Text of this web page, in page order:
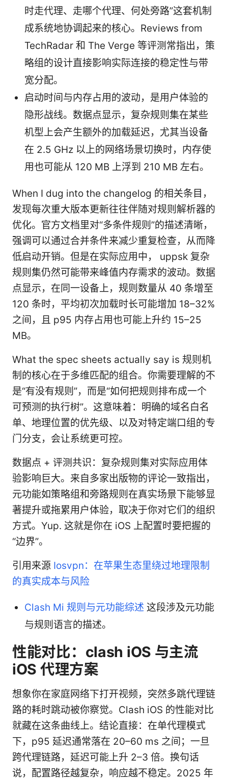
时走代理、走哪个代理、何处旁路”这套机制
成系统地协调起来的核心。Reviews from
TechRadar 和 The Verge 等评测常指出，策
略组的设计直接影响实际连接的稳定性与带
宽分配。
启动时间与内存占用的波动，是用户体验的
隐形战线。数据点显示，复杂规则集在某些
机型上会产生额外的加载延迟，尤其当设备
在 2.5 GHz 以上的网络场景切换时，内存使
用也可能从 120 MB 上浮到 210 MB 左右。
When I dug into the changelog 的相关条目，
发现每次重大版本更新往往伴随对规则解析器的
优化。官方文档里对“多条件规则”的描述清晰，
强调可以通过合并条件来减少重复检查，从而降
低启动开销。但是在实际应用中， uppsk 复杂
规则集仍然可能带来峰值内存需求的波动。数据
点显示，在同一设备上，规则数量从 40 条增至
120 条时，平均初次加载时长可能增加 18–32%
之间，且 p95 内存占用也可能上升约 15–25
MB。
What the spec sheets actually say is 规则机
制的核心在于多维匹配的组合。你需要理解的不
是“有没有规则”，而是“如何把规则排布成一个
可预测的执行树”。这意味着：明确的域名白名
单、地理位置的优先级、以及对特定端口组的专
门分支，会让系统更可控。
数据点 + 评测共识：复杂规则集对实际应用体
验影响巨大。来自多家出版物的评论一致指出，
元功能如策略组和旁路规则在真实场景下能够显
著提升或拖累用户体验，取决于你对它们的组织
方式。Yup. 这就是你在 iOS 上配置时要把握的
“边界”。
引用来源 Iosvpn：在苹果生态里绕过地理限制
的真实成本与风险
Clash Mi 规则与元功能综述 这段涉及元功能
与规则语言的描述。
性能对比：clash iOS 与主流
iOS 代理方案
想象你在家庭网络下打开视频，突然多跳代理链
路的耗时跳动被你察觉。Clash iOS 的性能对比
就藏在这条曲线上。结论直接：在单代理模式
下，p95 延迟通常落在 20–60 ms 之间；一旦
跨代理链路，延迟可能上升 2–3 倍。换句话
说，配置路径越复杂，响应越不稳定。2025 年